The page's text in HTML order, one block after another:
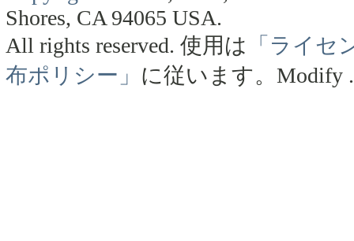
Shores, CA 94065 USA.
All rights reserved. 使用は 「ライセ
布ポリシー」 に従います。 Modify